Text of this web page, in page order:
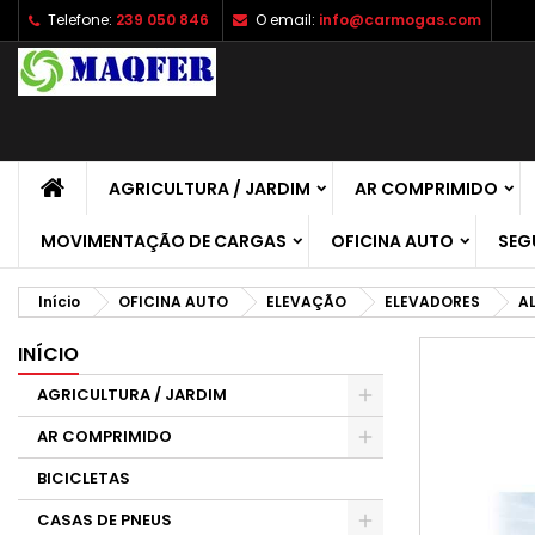
Telefone: 239 050 846 O email: info@carmogas.com
AGRICULTURA / JARDIM AR COMPRIMIDO
MOVIMENTAÇÃO DE CARGAS OFICINA AUTO
Início OFICINA AUTO ELEVAÇÃO ELEVADORES
INÍCIO
AGRICULTURA / JARDIM
AR COMPRIMIDO
BICICLETAS
CASAS DE PNEUS